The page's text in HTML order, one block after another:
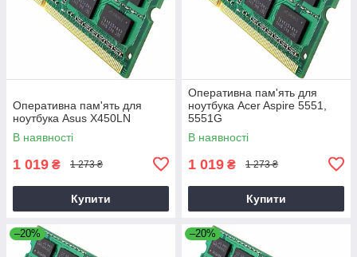
Оперативна пам'ять для
ноутбука Asus X450LN
В наявності
1 019 ₴ 1 273 ₴
Купити
Оперативна пам'ять для
ноутбука Acer Aspire 5551,
5551G
В наявності
1 019 ₴ 1 273 ₴
Купити
–20% –20%